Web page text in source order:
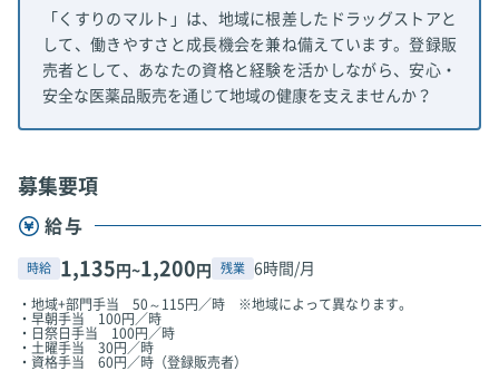
「くすりのマルト」は、地域に根差したドラッグストアと
して、働きやすさと成長機会を兼ね備えています。登録販
売者として、あなたの資格と経験を活かしながら、安心・
安全な医薬品販売を通じて地域の健康を支えませんか？
募集要項
給与
時給 1,135 円~1,200 円 残業 6時間/月
・地域+部門手当 50～115円／時 ※地域によって異なります。
・早朝手当 100円／時
・日祭日手当 100円／時
・土曜手当 30円／時
・資格手当 60円／時（登録販売者）